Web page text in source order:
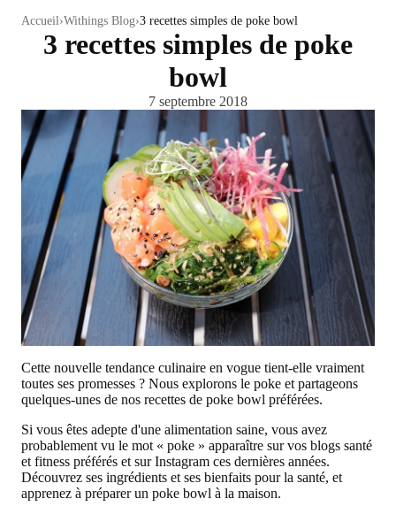
Accueil Withings Blog 3 recettes simples de poke bowl
3 recettes simples de poke
bowl
7 septembre 2018
Cette nouvelle tendance culinaire en vogue tient-elle vraiment
toutes ses promesses ? Nous explorons le poke et partageons
quelques-unes de nos recettes de poke bowl préférées.
Si vous êtes adepte d'une alimentation saine, vous avez
probablement vu le mot « poke » apparaître sur vos blogs santé
et fitness préférés et sur Instagram ces dernières années.
Découvrez ses ingrédients et ses bienfaits pour la santé, et
apprenez à préparer un poke bowl à la maison.